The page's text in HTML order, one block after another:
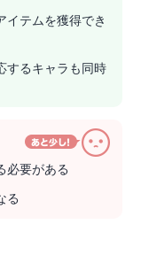
イテムを獲得でき
するキャラも同時
必要がある
る